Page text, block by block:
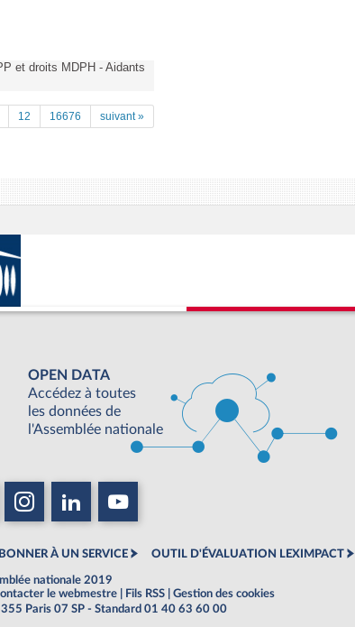
et droits MDPH - Aidants
12 16676 suivant »
OPEN DATA
Accédez à toutes
les données de
l'Assemblée nationale
À UN SERVICE OUTIL D'ÉVALUATION LEXIMPACT
nationale 2019
le webmestre Fils RSS
Gestion des cookies
Paris 07 SP - Standard 01 40 63 60 00